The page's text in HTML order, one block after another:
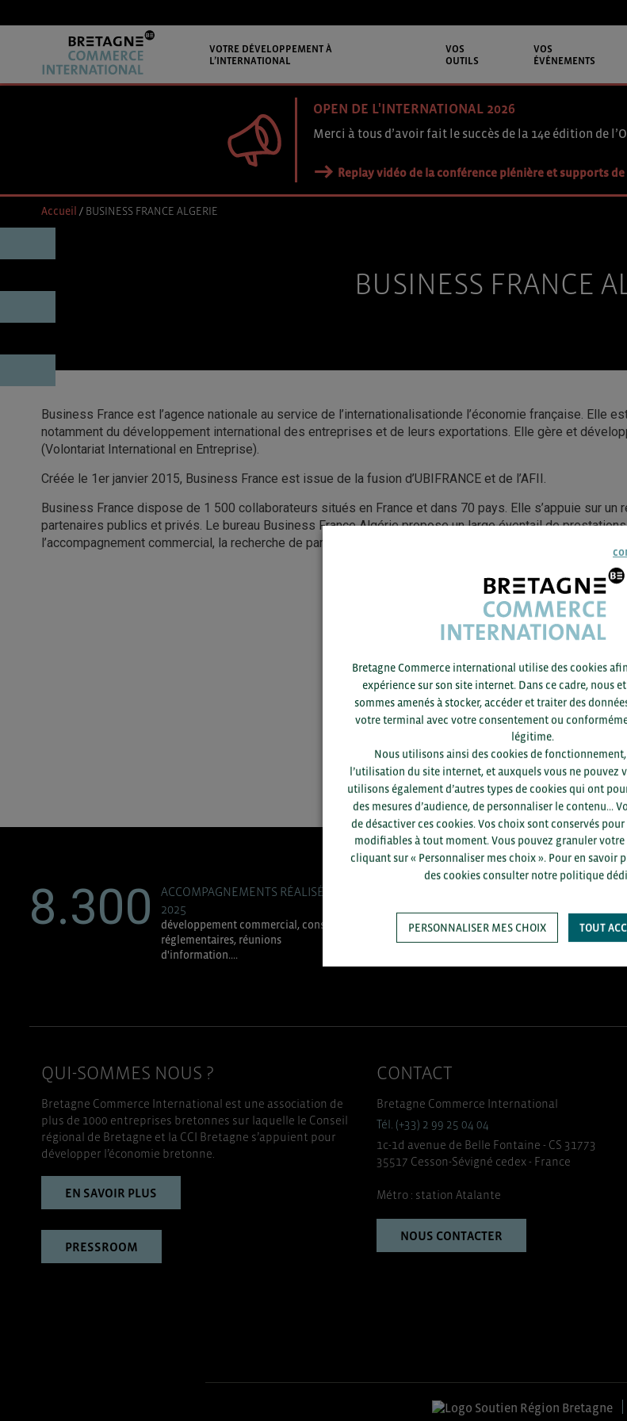
VOTRE DÉVELOPPEMENT À
L’INTERNATIONAL
VOS
OUTILS
VOS
ÉVÉNEMENTS
OPEN DE L'INTERNATIONAL 2026
Merci à tous d’avoir fait le succès de la 14e édition de
Replay vidéo de la conférence plénière et supports
Accueil / BUSINESS FRANCE ALGERIE
BUSINESS FRANCE
Business France est l’agence nationale au service de l’internationalisationde l’économie française. Elle
notamment du développement international des entreprises et de leurs exportations. Elle gère et
(Volontariat International en Entreprise).
Créée le 1er janvier 2015, Business France est issue de la fusion d’UBIFRANCE et de l’AFII.
Business France dispose de 1 500 collaborateurs situés en France et dans 70 pays. Elle s’appuie sur un
partenaires publics et privés. Le bureau Business France Algérie propose un large éventail de
l’accompagnement commercial, la recherche de partenaire jusqu’à la création de société.
8.300
ACCOMPAGNEMENTS RÉALISÉS EN
2025
développement commercial, conseils
réglementaires, réunions
d'information....
+1.700
en 2025
QUI-SOMMES NOUS ?
Bretagne Commerce International est une association de
plus de 1000 entreprises bretonnes sur laquelle le Conseil
régional de Bretagne et la CCI Bretagne s’appuient pour
développer l’économie bretonne.
EN SAVOIR PLUS
PRESSROOM
CONTACT
Bretagne Commerce International
Tél. (+33) 2 99 25 04 04
1c-1d avenue de Belle Fontaine - CS 31773
35517 Cesson-Sévigné cedex - France
Métro : station Atalante
NOUS CONTACTER
Bretagne Commerce international utilise des cookies
expérience sur son site internet. Dans ce cadre, nous
sommes amenés à stocker, accéder et traiter des
votre terminal avec votre consentement ou
légitime.
Nous utilisons ainsi des cookies de fonctionnement,
l’utilisation du site internet, et auxquels vous ne pouvez
utilisons également d’autres types de cookies qui ont
des mesures d’audience, de personnaliser le contenu...
de désactiver ces cookies. Vos choix sont conservés
modifiables à tout moment. Vous pouvez granuler
cliquant sur « Personnaliser mes choix ». Pour en savoir
des cookies consulter notre politique
PERSONNALISER MES CHOIX TOUT